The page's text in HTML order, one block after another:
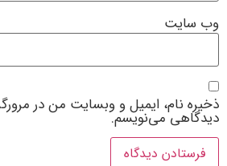
وب‌ سایت
ذخیره نام، ایمیل و وبسایت من در
دیدگاهی می‌نویسم.